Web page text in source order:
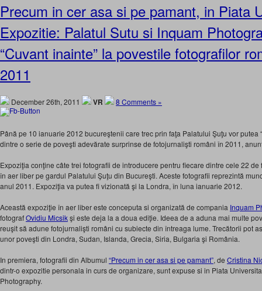
Precum in cer asa si pe pamant, in Piata
Expozitie: Palatul Sutu si Inquam
“Cuvant inainte” la povestile fotografilor
2011
December 26th, 2011 VR 8 Comments »
Până pe 10 ianuarie 2012 bucureştenii care trec prin faţa Palatului Şuţu vor putea
dintre o serie de poveşti adevărate surprinse de fotojurnalişti români în 2011,
Expoziţia conţine câte trei fotografii de introducere pentru fiecare dintre cele 22
în aer liber pe gardul Palatului Şuţu din Bucureşti. Aceste fotografii reprezintă
anul 2011. Expoziţia va putea fi vizionată şi la Londra, în luna ianuarie 2012.
Această expoziţie în aer liber este conceputa si organizată de compania Inquam
fotografOvidiu Micsikşi este deja la a doua ediţie. Ideea de a aduna mai multe
reuşit să adune fotojurnalişti români cu subiecte din întreaga lume. Trecătorii pot
unor poveşti din Londra, Sudan, Islanda, Grecia, Siria, Bulgaria şi România.
In premiera, fotografii din Albumul “Precum in cer asa si pe pamant”, de Cristina
dintr-o expozitie personala in curs de organizare, sunt expuse si in Piata
Photography.